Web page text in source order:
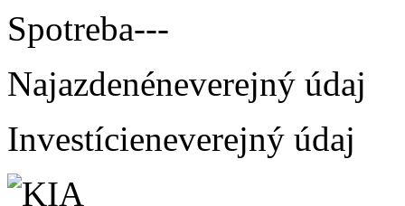
Spotreba---
Najazdenéneverejný údaj
Investícieneverejný údaj